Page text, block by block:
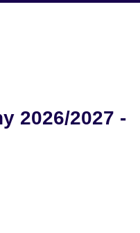
2026/2027 -